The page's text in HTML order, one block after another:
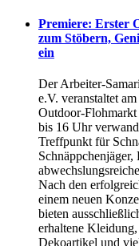
Premiere: Erster
zum Stöbern,
ein
Der Arbeiter-
e.V. veranstaltet
Outdoor-
bis 16 Uhr
Treffpunkt für
Nach den
einem neuen
bieten
erhaltene
Dekoartikel und